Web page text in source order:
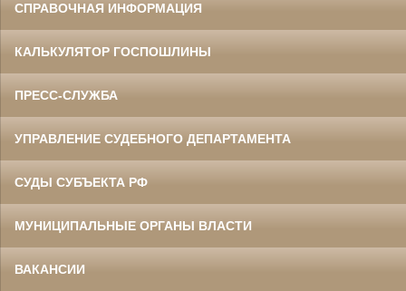
СПРАВОЧНАЯ ИНФОРМАЦИЯ
КАЛЬКУЛЯТОР ГОСПОШЛИНЫ
ПРЕСС-СЛУЖБА
УПРАВЛЕНИЕ СУДЕБНОГО ДЕПАРТАМЕНТА
СУДЫ СУБЪЕКТА РФ
МУНИЦИПАЛЬНЫЕ ОРГАНЫ ВЛАСТИ
ВАКАНСИИ